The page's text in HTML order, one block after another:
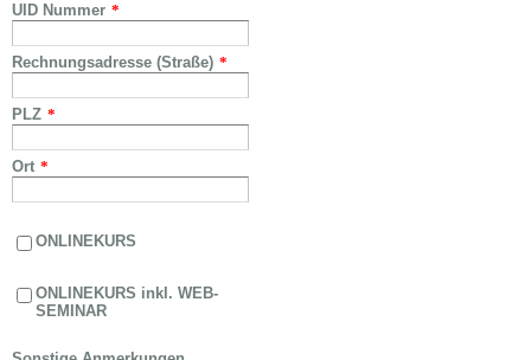
UID Nummer *
Rechnungsadresse (Straße) *
PLZ *
Ort *
ONLINEKURS
ONLINEKURS inkl. WEB-
SEMINAR